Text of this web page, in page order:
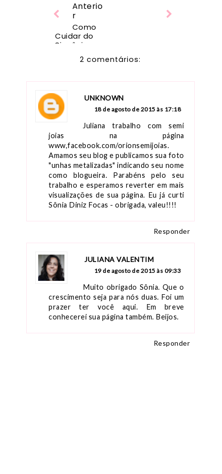
Anterio
r
Como
Cuidar do
Singônio
podophyllu
Simples de
2 comentários:
UNKNOWN
18 de agosto de 2015 às 17:18
Juliana trabalho com semi
joias na página
www,facebook.com/orionsemijoias.
Amamos seu blog e publicamos sua foto
"unhas metalizadas" indicando seu nome
como blogueira. Parabéns pelo seu
trabalho e esperamos reverter em mais
visualizações de sua página. Eu já curti
Sônia Diniz Focas - obrigada, valeu!!!!
Responder
JULIANA VALENTIM
19 de agosto de 2015 às 09:33
Muito obrigado Sônia. Que o
crescimento seja para nós duas. Foi um
prazer ter você aqui. Em breve
conhecerei sua página também. Beijos.
Responder